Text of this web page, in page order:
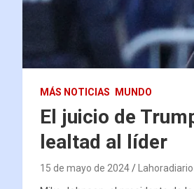
MÁS NOTICIAS MUNDO
El juicio de
lealtad al líder
15 de mayo de 2024 Lahoradiario